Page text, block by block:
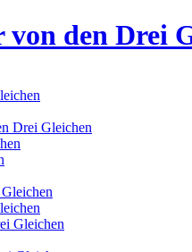
den Drei
Drei Gleichen
Gleichen